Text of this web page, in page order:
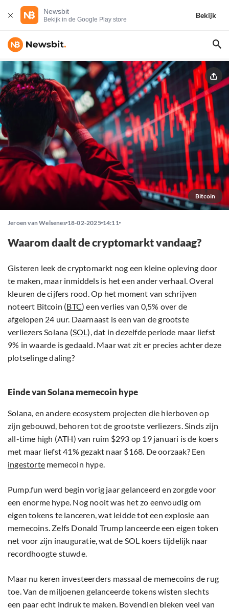
Newsbit
Bekijk in de Google Play store
Bekijk
Bitcoin
Jeroen van Welsenes 18-02-2025 14:11
Waarom daalt de cryptomarkt vandaag?
Gisteren leek de cryptomarkt nog een kleine opleving door
te maken, maar inmiddels is het een ander verhaal. Overal
kleuren de cijfers rood. Op het moment van schrijven
noteert Bitcoin (BTC) een verlies van 0,5% over de
afgelopen 24 uur. Daarnaast is een van de grootste
verliezers Solana (SOL), dat in dezelfde periode maar liefst
9% in waarde is gedaald. Maar wat zit er precies achter deze
plotselinge daling?
Einde van Solana memecoin hype
Solana, en andere ecosystem projecten die hierboven op
zijn gebouwd, behoren tot de grootste verliezers. Sinds zijn
all-time high (ATH) van ruim $293 op 19 januari is de koers
met maar liefst 41% gezakt naar $168. De oorzaak? Een
ingestorte memecoin hype.
Pump.fun werd begin vorig jaar gelanceerd en zorgde voor
een enorme hype. Nog nooit was het zo eenvoudig om
eigen tokens te lanceren, wat leidde tot een explosie aan
memecoins. Zelfs Donald Trump lanceerde een eigen token
net voor zijn inauguratie, wat de SOL koers tijdelijk naar
recordhoogte stuwde.
Maar nu keren investeerders massaal de memecoins de rug
toe. Van de miljoenen gelanceerde tokens wisten slechts
een paar echt indruk te maken. Bovendien bleken veel van